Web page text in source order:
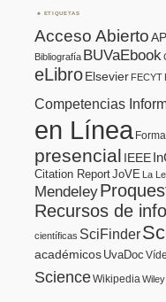
ETIQUETAS
Acceso Abierto
Bibliografía BUVaEbook
eLibroElsevier FECYT
Competencias
en Línea
presencial IEEE
Citation ReportJoVE La
Mendeley
Recursos de
científicas SciFinder
académicos UvaDoc
ScienceWikipedia